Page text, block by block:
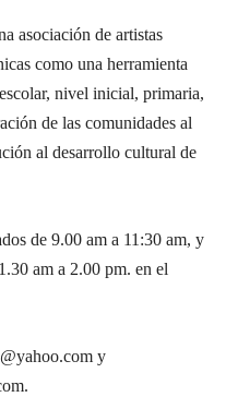
asociación de artistas
como una herramienta
nivel inicial, primaria,
de las comunidades al
al desarrollo cultural de
de 9.00 am a 11:30 am, y
am a 2.00 pm. en el
y